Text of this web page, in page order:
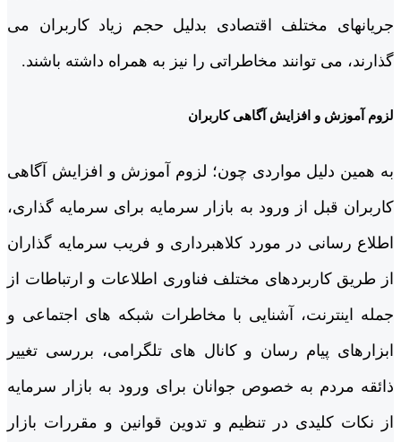
جریان­های مختلف اقتصادی بدلیل حجم زیاد کاربران می
گذارند، می توانند مخاطراتی را نیز به همراه داشته باشند.
لزوم آموزش و افزایش آگاهی کاربران
به همین دلیل مواردی چون؛ لزوم آموزش و افزایش آگاهی
کاربران قبل از ورود به بازار سرمایه برای سرمایه گذاری،
اطلاع رسانی در مورد کلاهبرداری و فریب سرمایه گذاران
از طریق کاربردهای مختلف فناوری اطلاعات و ارتباطات از
جمله اینترنت، آشنایی با مخاطرات شبکه های اجتماعی و
ابزارهای پیام رسان و کانال های تلگرامی، بررسی تغییر
ذائقه مردم به خصوص جوانان برای ورود به بازار سرمایه
از نکات کلیدی در تنظیم و تدوین قوانین و مقررات بازار